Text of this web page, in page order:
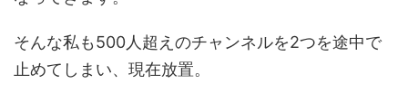
そんな私も500人超えのチャンネルを2つを途中で
止めてしまい、現在放置。